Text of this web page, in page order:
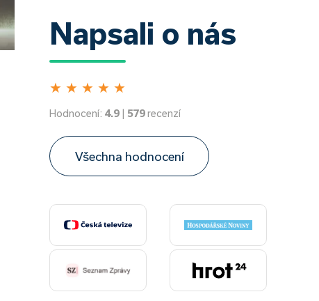
Napsali o nás
★ ★ ★ ★ ★
Hodnocení: 4.9 | 579recenzí
Všechna hodnocení